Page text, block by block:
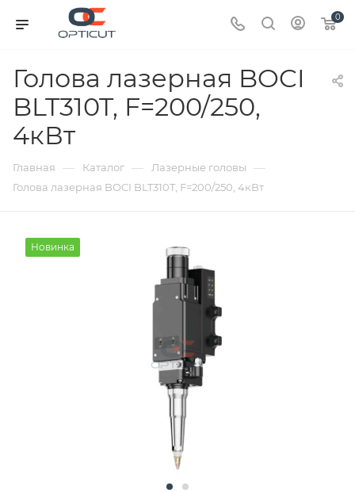
0
Голова лазерная BOCI
BLT310T, F=200/250,
4кВт
Главная — Каталог — Лазерные головы —
Голова лазерная BOCI BLT310T, F=200/250, 4кВт
Новинка